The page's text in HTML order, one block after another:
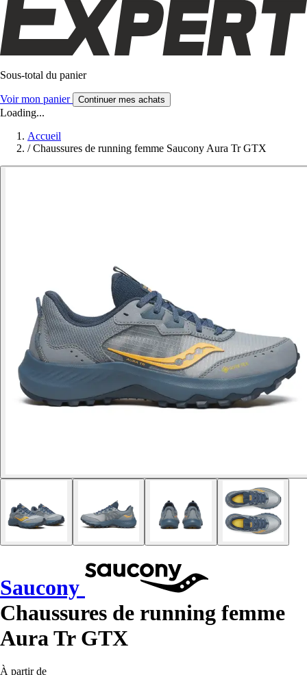
Sous-total du panier
Voir mon panier Continuer mes achats
Loading...
Accueil
/ Chaussures de running femme Saucony Aura Tr GTX
Saucony
Chaussures de running femme
Aura Tr GTX
À partir de